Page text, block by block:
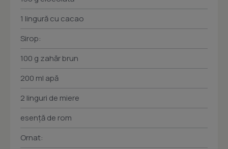
1 lingură cu cacao
Sirop:
100 g zahăr brun
200 ml apă
2 linguri de miere
esenţă de rom
Ornat: